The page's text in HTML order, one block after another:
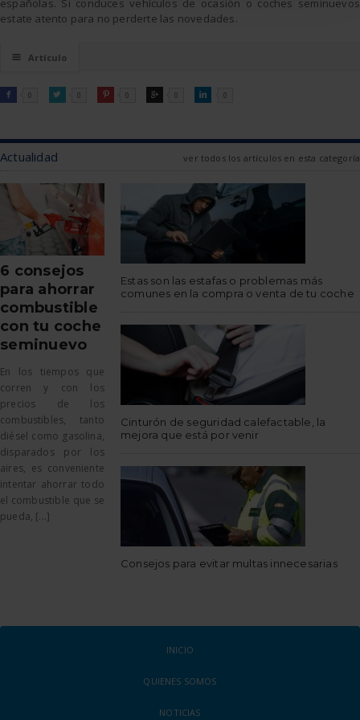
estate atento para no perderte las novedades.
☰ Artículo

FACEBOOK
0 
TWITTER0 
PINTEREST
0 
GOOGLE0 
LINKEDIN
0
Actualidad ver todos los artículos en esta categoría
6 consejos
para ahorrar
combustible
con tu coche
seminuevo
En los tiempos que
corren y con los
precios de los
combustibles, tanto
diésel como gasolina,
disparados por los
aires, es conveniente
intentar ahorrar todo
el combustible que se
pueda, [...]
Estas son las estafas o problemas más
comunes en la compra o venta de tu coche
Cinturón de seguridad calefactable, la
mejora que está por venir
Consejos para evitar multas innecesarias
INICIO
QUIENES SOMOS
NOTICIAS